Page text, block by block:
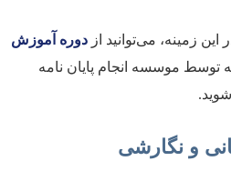
زمینه، می‌توانید از دوره آموزش
توسط موسسه انجام پایان نامه
و نگارشی